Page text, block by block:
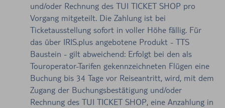
und/oder Rechnung des TUI TICKET SHOP pro
Vorgang mitgeteilt. Die Zahlung ist bei
Ticketausstellung sofort in voller Höhe fällig. Für
das über IRIS.plus angebotene Produkt - TTS
Baustein - gilt abweichend: Erfolgt bei den als
Touroperator-Tarifen gekennzeichneten Flügen eine
Buchung bis 34 Tage vor Reiseantritt, wird, mit dem
Zugang der Buchungsbestätigung und/oder
Rechnung des TUI TICKET SHOP, eine Anzahlung in